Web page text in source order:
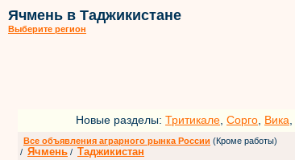
Ячмень в Таджикистане
Выберите регион
Новые разделы: Тритикале Сорго Вика
Все объявления аграрного рынка России (Кроме работы)
/ Ячмень / Таджикистан